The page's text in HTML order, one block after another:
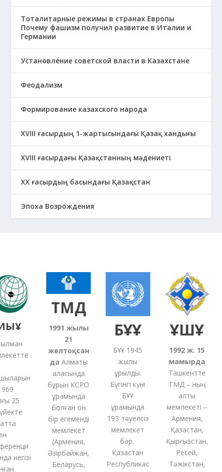
Тоталитарные режимы в странах Европы
Почему фашизм получил развитие в Италии и
Германии
Установление советской власти в Казахстане
Феодализм
Формирование казахского народа
ХVIII ғасырдың 1-жартысындағы Қазақ хандығы
ХVІІІ ғасырдағы Қазақстанның мәдениеті
ХХ ғасырдың басындағы Қазақстан
Эпоха Возрождения
25
негізі
ТМД
1991жылғы
21
желтоқсан
даАлматы
қаласында
бұрын КСРО
құрамында
болғанон
бір егеменді
мемлекет
Армения,
Әзірбайжан,
Беларусь,
БҰҰ
БҰҰ 1945
жылы
құрылды.
Бүгінгі күні
БҰҰ
құрамында
193 тәуелсіз
мемлекет
бар.
Қазақстан
Республикас
ҰҚШҰ
1992 ж. 15
мамырда
Ташкентте
ТМД – ның
алты
мемлекеті –
Армения,
Қазақстан,
Қырғызстан,
Ресей,
Тәжікстан,